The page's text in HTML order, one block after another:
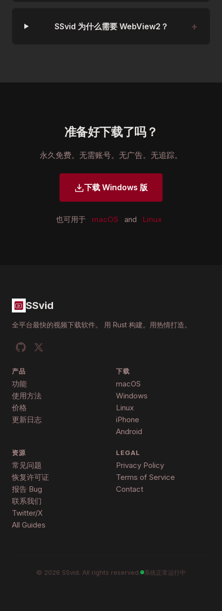
SSvid 为什么需要 WebView2？
准备好下载了吗？
永久免费。无需账号。无广告。无追踪。
下载 Windows 版
也可用于 macOS and Linux
SSvid
全平台最快的视频下载软件。 用 Rust 构建。用热情打造。
产品
功能
使用方法
价格
更新日志
下载
macOS
Windows
Linux
iPhone
Android
资源
常见问题
恢复许可证
报告 Bug
联系我们
Twitter/X
All Guides
LEGAL
Privacy Policy
Terms of Service
Contact
© 2026 SSvid. All rights reserved. 系统正常运行中